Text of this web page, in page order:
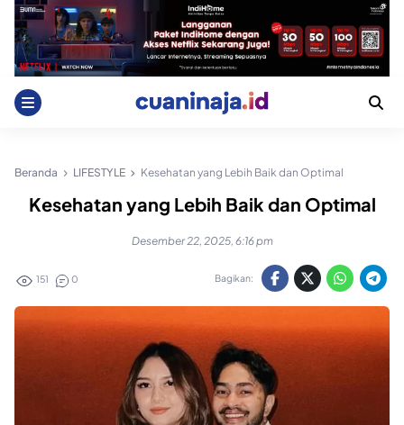
Skip
content
Beranda LIFESTYLE Kesehatan yang Lebih Baik dan Optimal
Kesehatan yang Lebih Baik dan Optimal
Desember 22, 2025, 6:16 pm
151 0 Bagikan: